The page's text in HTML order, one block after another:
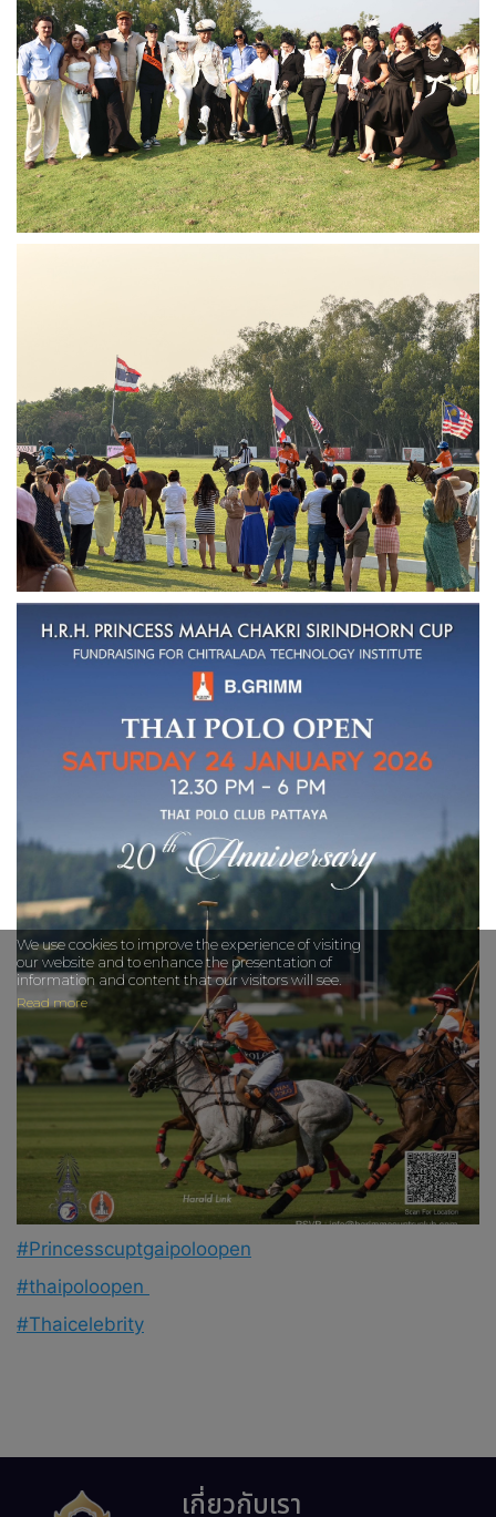
#Princesscuptgaipoloopen
#thaipoloopen
#Thaicelebrity
เกี่ยวกับเรา
We use cookies to improve the experience of visiting
our website and to enhance the presentation of
information and content that our visitors will see.
Read more